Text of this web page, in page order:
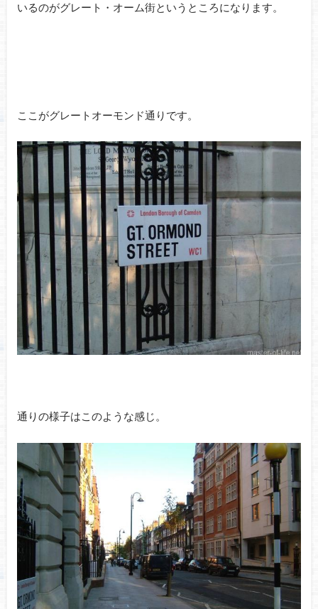
いるのがグレート・オーム街というところになります。
ここがグレートオーモンド通りです。
通りの様子はこのような感じ。